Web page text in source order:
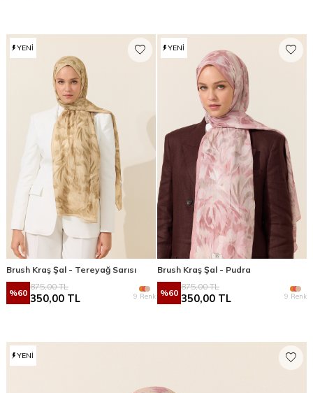
YENI
Brush Kraş Şal - Tereyağ Sarısı
%60
875,00TL
350,00 TL 9 Renk
YENI
Brush Kraş Şal - Pudra
%60
875,00TL
350,00 TL 9 Renk
YENI